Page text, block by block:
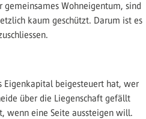
Wohneigentum, sind
kaum geschützt. Darum ist es
Eigenkapital beigesteuert hat, wer
über die Liegenschaft gefällt
wenn eine Seite aussteigen will.